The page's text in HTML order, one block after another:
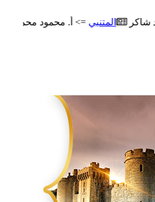
المتنبي=> أ. محمود محمد شاكر